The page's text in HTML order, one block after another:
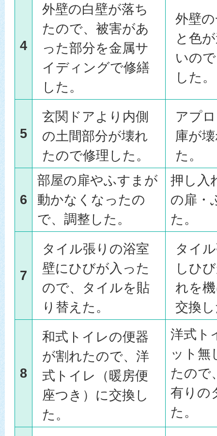
4
外壁の白壁が落ち
たので、被害があ
った部分を金属サ
イディングで修繕
した。
外壁
と色
いの
した。
5
玄関ドアより内側
の土間部分が壊れ
たので修理した。
アプ
庫が
た。
6
部屋の扉やふすまが
動かなくなったの
で、調整した。
押し入
の扉・
た。
7
タイル張りの浴室
壁にひびが入った
ので、タイルを貼
り替えた。
タイ
しひ
れを
交換
8
和式トイレの便器
が割れたので、洋
式トイレ（暖房便
座つき）に交換し
た。
洋式ト
ット無
たので
有りの
た。